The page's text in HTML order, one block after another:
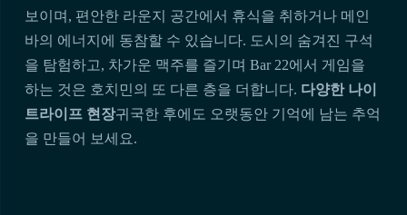
보이며, 편안한 라운지 공간에서 휴식을 취하거나 메인
바의 에너지에 동참할 수 있습니다. 도시의 숨겨진 구석
을 탐험하고, 차가운 맥주를 즐기며 Bar 22에서 게임을
하는 것은 호치민의 또 다른 층을 더합니다. 다양한 나이
트라이프 현장귀국한 후에도 오랫동안 기억에 남는 추억
을 만들어 보세요.